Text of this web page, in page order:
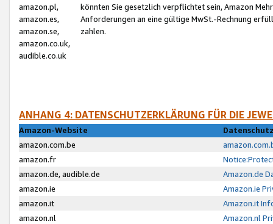
amazon.pl,
amazon.es,
amazon.se,
amazon.co.uk,
audible.co.uk
könnten Sie gesetzlich verpflichtet sein, Amazon
Anforderungen an eine gültige MwSt.-Rechnung
zahlen.
ANHANG 4: DATENSCHUTZERKLÄRUNG FÜR DIE
Amazon-Website
amazon.com.be
amazon.fr
amazon.de, audible.de
Amazon.de
amazon.ie
Amazon.ie
amazon.it
Amazon.it
amazon.nl
Amazon.nl